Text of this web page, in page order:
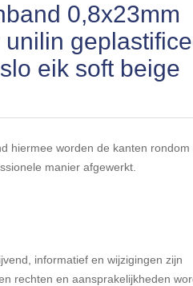
0,8x23mm
eik soft beige
hiermee worden de kanten rondom
manier afgewerkt.
informatief en wijzigingen zijn
rechten en aansprakelijkheden